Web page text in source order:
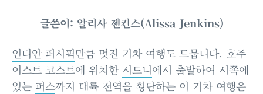
글쓴이: 알리사 젠킨스(Alissa Jenkins)
인디안 퍼시픽만큼 멋진 기차 여행도 드뭅니다. 호주
이스트 코스트에 위치한 시드니에서 출발하여 서쪽에
있는 퍼스까지 대륙 전역을 횡단하는 이 기차 여행은